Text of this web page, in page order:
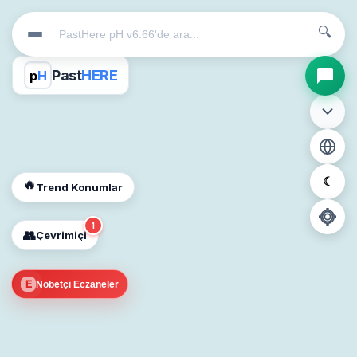
pH PastHERE
🔥Trend Konumlar
🔍
☾
👥Çevrimiçi
1
E Nöbetçi Eczaneler